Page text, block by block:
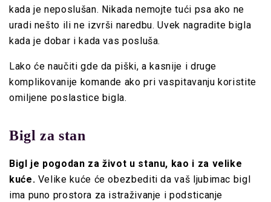
kada je neposlušan. Nikada nemojte tući psa ako ne
uradi nešto ili ne izvrši naredbu.Uvek nagradite bigla
kada je dobar i kada vas posluša.
Lako će naučiti gde da piški, a kasnije i druge
komplikovanije komande ako pri vaspitavanju koristite
omiljene poslastice bigla.
Bigl za stan
Bigl je pogodan za život u stanu, kao i za velike
kuće. Velike kuće će obezbediti da vaš ljubimac bigl
ima puno prostora za istraživanje i podsticanje